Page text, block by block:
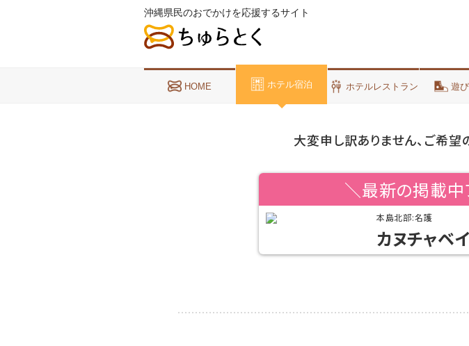
沖縄県民のおでかけを応援するサイト
HOME ホテル宿泊 ホテルレストラン 遊
大変申し訳ありません、ご希望
＼最新の掲載中
本島北部:名護
カヌチャベ